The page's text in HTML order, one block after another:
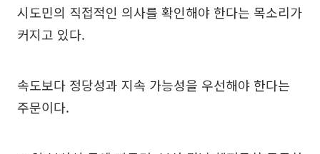
시도민의 직접적인 의사를 확인해야 한다는 목소리가
커지고 있다.
속도보다 정당성과 지속 가능성을 우선해야 한다는
주문이다.